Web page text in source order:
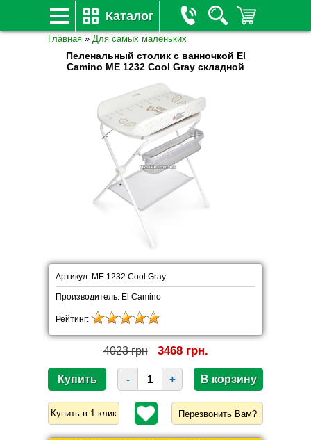
Каталог
Главная » Для самых маленьких
Пеленальный столик с ванночкой El
Camino ME 1232 Cool Gray складной
Артикул: ME 1232 Cool Gray
Производитель: El Camino
Рейтинг:
4023 грн 3468 грн.
- +
Перезвонить Вам?